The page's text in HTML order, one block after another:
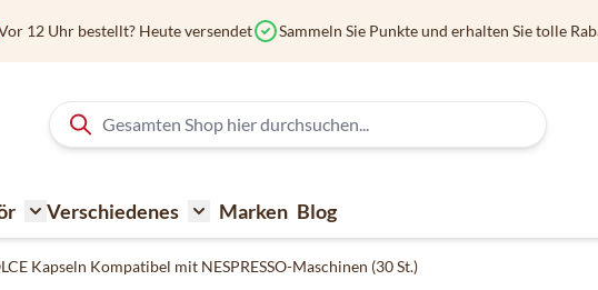
12 Uhr bestellt? Heute versendet Sammeln Sie Punkte und erhalten Sie tolle
for Zum Kaffee
Toggle submenu for Kaffeezubehör
Verschiedenes
Toggle submenu for Verschiedenes
Marken Blog
Kapseln Kompatibel mit NESPRESSO-Maschinen (30 St.)